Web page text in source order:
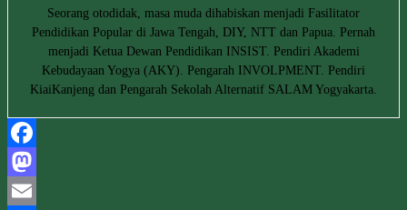
Seorang otodidak, masa muda dihabiskan menjadi Fasilitator
Pendidikan Popular di Jawa Tengah, DIY, NTT dan Papua. Pernah
menjadi Ketua Dewan Pendidikan INSIST. Pendiri Akademi
Kebudayaan Yogya (AKY). Pengarah INVOLPMENT. Pendiri
KiaiKanjeng dan Pengarah Sekolah Alternatif SALAM Yogyakarta.
Facebook
Mastodon